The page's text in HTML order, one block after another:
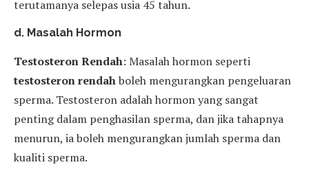
terutamanya selepas usia 45 tahun.
d. Masalah Hormon
Testosteron Rendah: Masalah hormon seperti
testosteron rendahboleh mengurangkan pengeluaran
sperma. Testosteron adalah hormon yang sangat
penting dalam penghasilan sperma, dan jika tahapnya
menurun, ia boleh mengurangkan jumlah sperma dan
kualiti sperma.